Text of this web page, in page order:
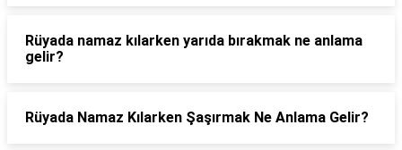
Rüyada namaz kılarken yarıda bırakmak ne anlama
gelir?
Rüyada Namaz Kılarken Şaşırmak Ne Anlama Gelir?